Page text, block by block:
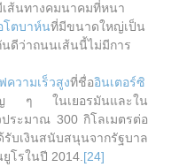
เส้นทางคมนาคมที่หนา
โตบาห์นที่มีขนาดใหญ่เป็น
ดีว่าถนนเส้นนี้ไม่มีการ
ความเร็วสูงที่ชื่ออินเตอร์ซิ
คัญ ๆ ในเยอรมันและใน
ประมาณ 300 กิโลเมตรต่อ
รับเงินสนับสนุนจากรัฐบาล
โรในปี 2014.[24]